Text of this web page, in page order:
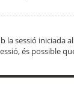
sessió
és possible